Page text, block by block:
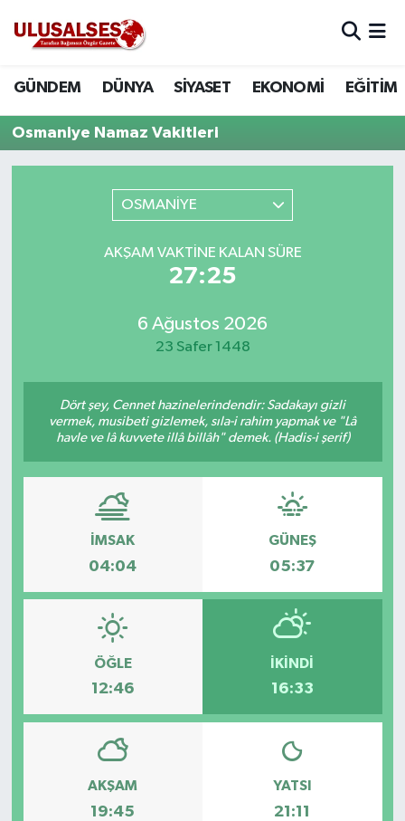
GÜNDEM DÜNYA SİYASET EKONOMİ EĞİTİM
Osmaniye Namaz Vakitleri
OSMANİYE
AKŞAM VAKTINE KALAN SÜRE
27:25
6 Ağustos 2026
23 Safer 1448
Dört şey, Cennet hazinelerindendir: Sadakayı gizli
vermek, musibeti gizlemek, sıla-i rahim yapmak ve "Lâ
havle ve lâ kuvvete illâ billâh" demek. (Hadis-i şerif)
İMSAK
04:04
GÜNEŞ
05:37
ÖĞLE
12:46
İKINDI
16:33
AKŞAM
19:45
YATSI
21:11
DÜNYA
EKONOMİ
EĞİTİM
Trafik Durumu
Tüm Manşetler
Son Dakika Haberleri